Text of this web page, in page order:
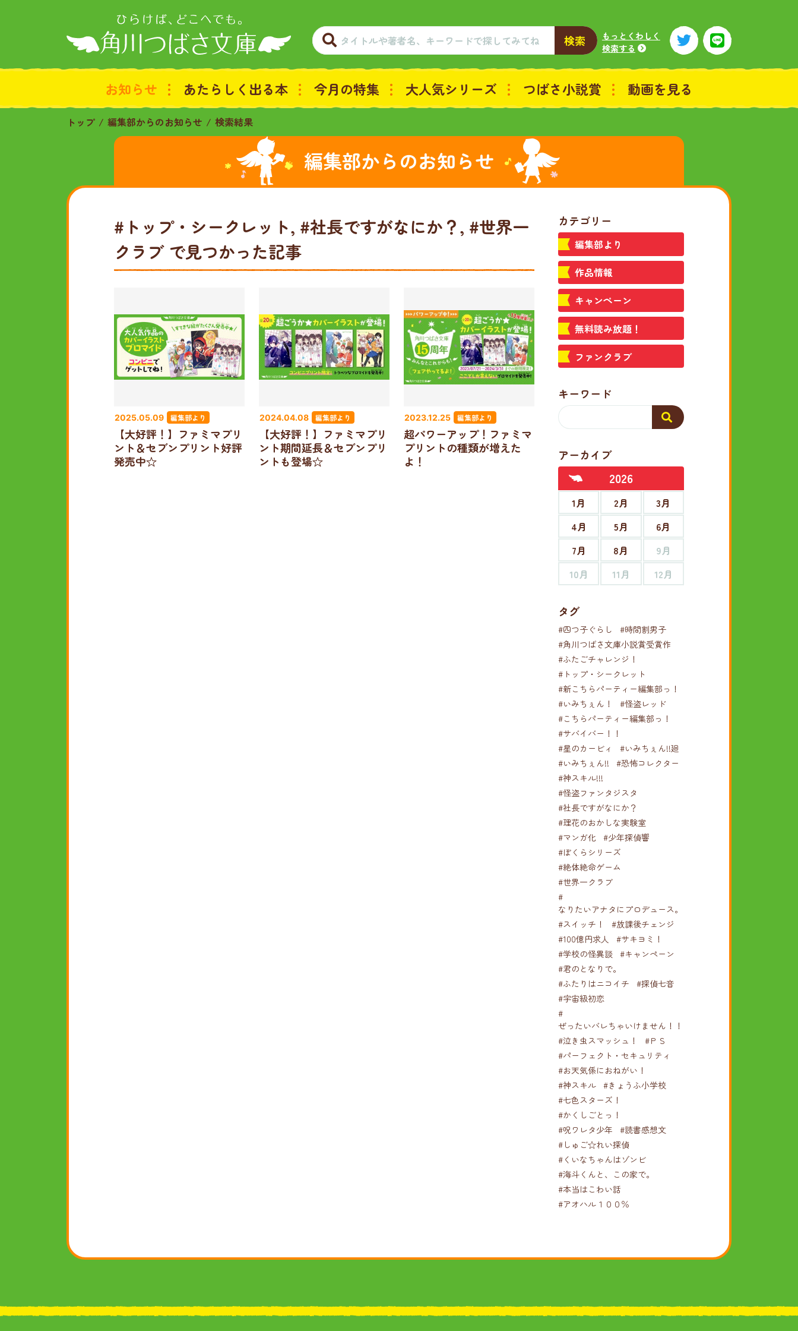
検索
もっとくわしく
検索する
お知らせ あたらしく出る本 今月の特集 大人気シリーズ つばさ小説賞 動画を見る
トップ 編集部からのお知らせ 検索結果
編集部からのお知らせ
#トップ・シークレット, #社長ですがなにか？, #世界一
クラブ で見つかった記事
2025.05.09 編集部より
【大好評！】ファミマプリ
ント＆セブンプリント好評
発売中☆
2024.04.08 編集部より
【大好評！】ファミマプリ
ント期間延長＆セブンプリ
ントも登場☆
2023.12.25 編集部より
超パワーアップ！ファミマ
プリントの種類が増えた
よ！
カテゴリー
編集部より
作品情報
キャンペーン
無料読み放題！
ファンクラブ
キーワード
アーカイブ
2026
1月 2月
3月
4月
5月
6月
7月
8月
9月
10月
11月 12月
タグ
#四つ子ぐらし
#時間割男子
#角川つばさ文庫小説賞受賞作
#ふたごチャレンジ！
#トップ・シークレット
#新こちらパーティー編集部っ！
#いみちぇん！
#怪盗レッド
#こちらパーティー編集部っ！
#サバイバー！！
#星のカービィ
#いみちぇん!!廻
#いみちぇん!!
#恐怖コレクター
#神スキル!!!
#怪盗ファンタジスタ
#社長ですがなにか？
#理花のおかしな実験室
#マンガ化 #少年探偵響
#ぼくらシリーズ
#絶体絶命ゲーム
#世界一クラブ
#
なりたいアナタにプロデュース。
#スイッチ！
#放課後チェンジ
#100億円求人
#サキヨミ！
#学校の怪異談 #キャンペーン
#君のとなりで。
#ふたりはニコイチ
#探偵七音
#宇宙級初恋
#
ぜったいバレちゃいけません！！！
#泣き虫スマッシュ！
#ＰＳ
#パーフェクト・セキュリティ
#お天気係におねがい！
#神スキル #きょうふ小学校
#七色スターズ！
#かくしごとっ！
#呪ワレタ少年
#読書感想文
#しゅご☆れい探偵
#くいなちゃんはゾンビ
#海斗くんと、この家で。
#本当はこわい話
#アオハル１００％